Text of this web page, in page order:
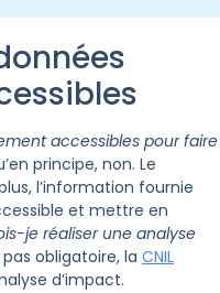
accessibles pour faire
principe, non. Le
l’information fournie
et mettre en
je réaliser une analyse
obligatoire, la CNIL
d’impact.